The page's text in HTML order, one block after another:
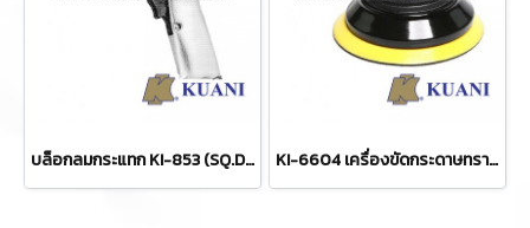
บล็อกลมกระแทก KI-853 (SQ.DR.1/2) KI-6604 เครื่องขัดกระดาษทรายลม 5 นิ้ว / 125 มม. ORBITAL